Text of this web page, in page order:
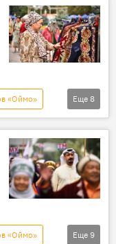
«Оймо»
юбилей
Еще 8
«Оймо»
Еще 9